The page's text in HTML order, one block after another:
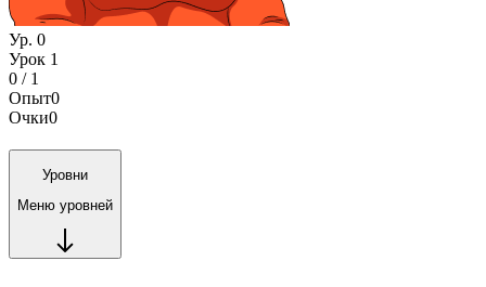
Ур. 0
Урок 1
0 / 1
Опыт0
Очки0
Уровни
Меню уровней